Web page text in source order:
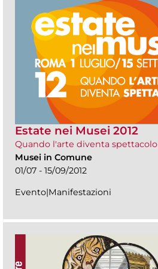
Estate nei Musei 2012
Quando l'arte diventa spettacolo
Musei in Comune
01/07 - 15/09/2012
Evento|Manifestazioni